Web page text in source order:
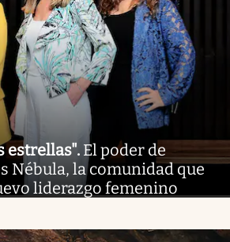
estrellas". El poder de
Nébula, la comunidad que
liderazgo femenino